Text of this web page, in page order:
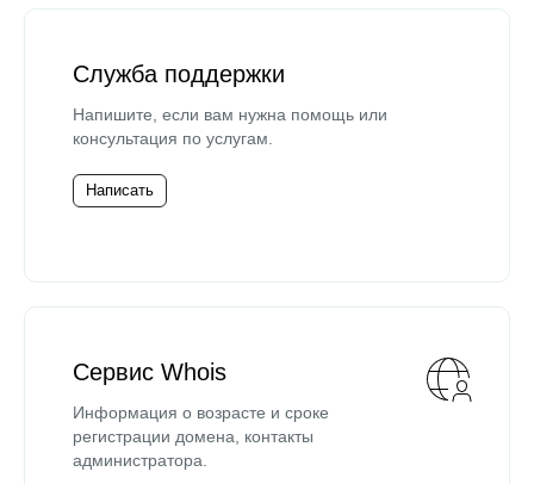
Служба поддержки
Напишите, если вам нужна помощь или
консультация по услугам.
Написать
Сервис Whois
Информация о возрасте и сроке
регистрации домена, контакты
администратора.